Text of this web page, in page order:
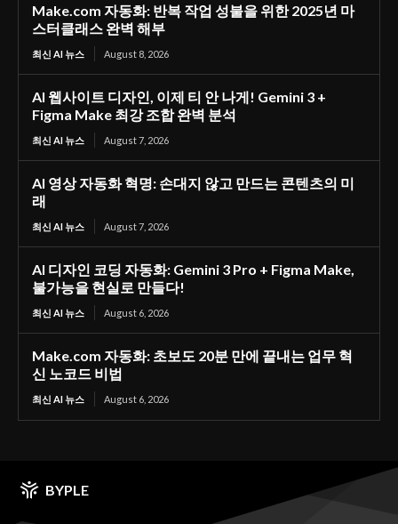
Make.com 자동화: 반복 작업 성불을 위한 2025년 마
스터클래스 완벽 해부
최신 AI 뉴스 August 8, 2026
AI 웹사이트 디자인, 이제 티 안 나게! Gemini 3 +
Figma Make 최강 조합 완벽 분석
최신 AI 뉴스 August 7, 2026
AI 영상 자동화 혁명: 손대지 않고 만드는 콘텐츠의 미
래
최신 AI 뉴스 August 7, 2026
AI 디자인 코딩 자동화: Gemini 3 Pro + Figma Make,
불가능을 현실로 만들다!
최신 AI 뉴스 August 6, 2026
Make.com 자동화: 초보도 20분 만에 끝내는 업무 혁
신 노코드 비법
최신 AI 뉴스 August 6, 2026
BYPLE